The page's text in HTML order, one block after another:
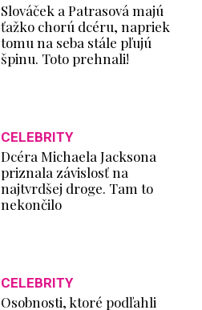
Slováček a Patrasová majú
ťažko chorú dcéru, napriek
tomu na seba stále pľujú
špinu. Toto prehnali!
CELEBRITY
Dcéra Michaela Jacksona
priznala závislosť na
najtvrdšej droge. Tam to
nekončilo
CELEBRITY
Osobnosti, ktoré podľahli